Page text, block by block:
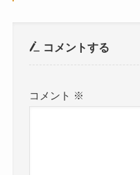
コメントする
コメント ※